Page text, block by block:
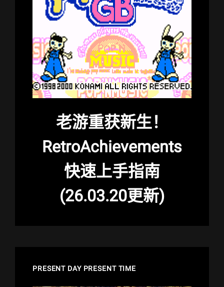
老游重获新生！
RetroAchievements
快速上手指南
(26.03.20更新)
PRESENT DAY PRESENT TIME